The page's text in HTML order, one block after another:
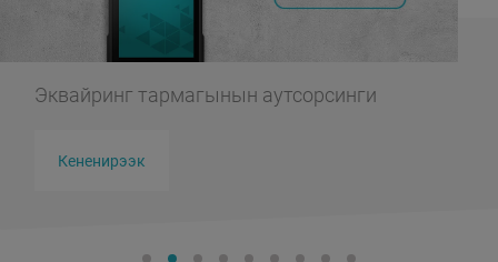
Эквайринг тармагынын аутсорсинги
Кененирээк